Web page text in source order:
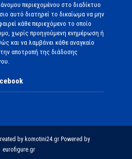
περιεχομένου στο διαδίκτυο
αυτό διατηρεί το δικαίωμα να μην
κάθε περιεχόμενο το οποίο
χωρίς προηγούμενη ενημέρωση ή
και να λαμβάνει κάθε αναγκαίο
αποτροπή της διάδοσης
by komotini24.gr Powered by
eurofigure.gr